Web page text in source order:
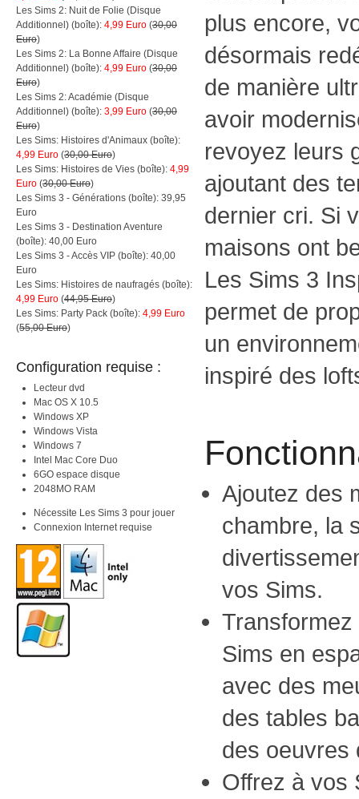
Les Sims 2: Nuit de Folie (Disque
Additionnel) (boîte): 4,99 Euro (30,00
Euro)
Les Sims 2: La Bonne Affaire (Disque
Additionnel) (boîte): 4,99 Euro (30,00
Euro)
Les Sims 2: Académie (Disque
Additionnel) (boîte): 3,99 Euro (30,00
Euro)
Les Sims: Histoires d'Animaux (boîte):
4,99 Euro (30,00 Euro)
Les Sims: Histoires de Vies (boîte): 4,99
Euro (30,00 Euro)
Les Sims 3 - Générations (boîte): 39,95
Euro
Les Sims 3 - Destination Aventure
(boîte): 40,00 Euro
Les Sims 3 - Accès VIP (boîte): 40,00
Euro
Les Sims: Histoires de naufragés (boîte):
4,99 Euro (44,95 Euro)
Les Sims: Party Pack (boîte): 4,99 Euro
(55,00 Euro)
Configuration requise :
Lecteur dvd
Mac OS X 10.5
Windows XP
Windows Vista
Windows 7
Intel Mac Core Duo
6GO espace disque
2048MO RAM
Nécessite Les Sims 3 pour jouer
Connexion Internet requise
plus encore,
désormais
de manière
avoir
revoyez leurs
ajoutant des
dernier cri. Si
maisons ont
Les Sims 3
permet de
un
inspiré des
Ajoutez des
chambre, la
vos Sims.
Sims en
avec des
des tables
des oeuvres
Offrez à vos